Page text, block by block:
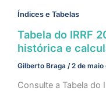
Índices e Tabelas
Tabela do IRRF
histórica e
Gilberto Braga /2 de maio
Consulte a Tabela do